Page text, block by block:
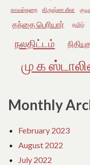
காவல்துறை கிருஷ்ண லீலா
தந்தை பெரியார் தமிழ்
நலதிட்டம்
மு க
Monthly
February 2023
August 2022
July 2022